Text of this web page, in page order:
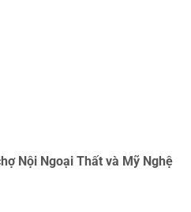
Nội Ngoại Thất và Mỹ Nghệ